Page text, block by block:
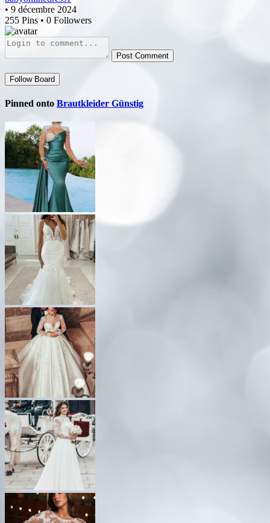
• 9 décembre 2024
255 Pins • 0 Followers
Post Comment
Follow Board
Pinned onto Brautkleider Günstig